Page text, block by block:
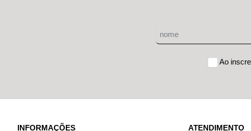
Ao
INFORMAÇÕES ATENDIMENTO